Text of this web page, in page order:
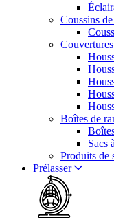
Coussins
Boîtes de
Sacs
Produits de
Prélasser